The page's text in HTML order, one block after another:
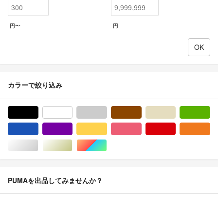
円〜 円
カラーで絞り込み
シルバー/銀色系ゴールド/金色系マルチカラー
PUMAを出品してみませんか？